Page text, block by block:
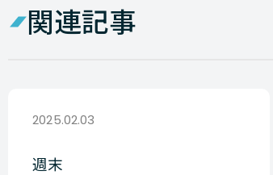
関連記事
2025.02.03
週末